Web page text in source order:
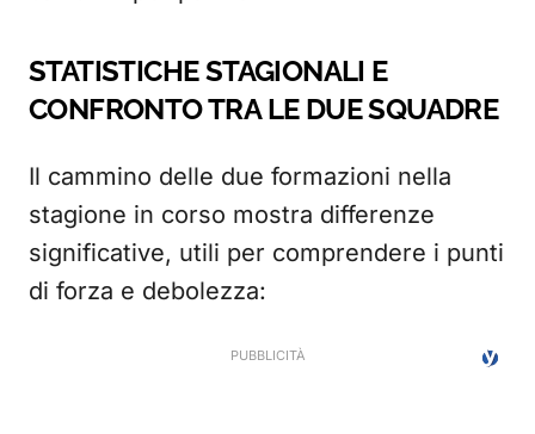
STATISTICHE STAGIONALI E
CONFRONTO TRA LE DUE SQUADRE
Il cammino delle due formazioni nella
stagione in corso mostra differenze
significative, utili per comprendere i punti
di forza e debolezza: